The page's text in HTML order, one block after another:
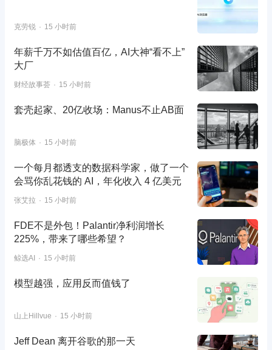
克劳锐 15 小时前
年薪千万不如估值百亿，AI大神“看不上”
大厂
财经故事荟 15 小时前
套壳起家、20亿收场：Manus不止AB面
脑极体 15 小时前
一个每月都透支的数据科学家，做了一个
会骂你乱花钱的 AI，年化收入 4 亿美元
张艾拉 15 小时前
FDE不是外包！Palantir净利润增长
225%，带来了哪些希望？
鲸选AI 15 小时前
模型越强，应用反而值钱了
山上Hillvue 15 小时前
Jeff Dean 离开谷歌的那一天